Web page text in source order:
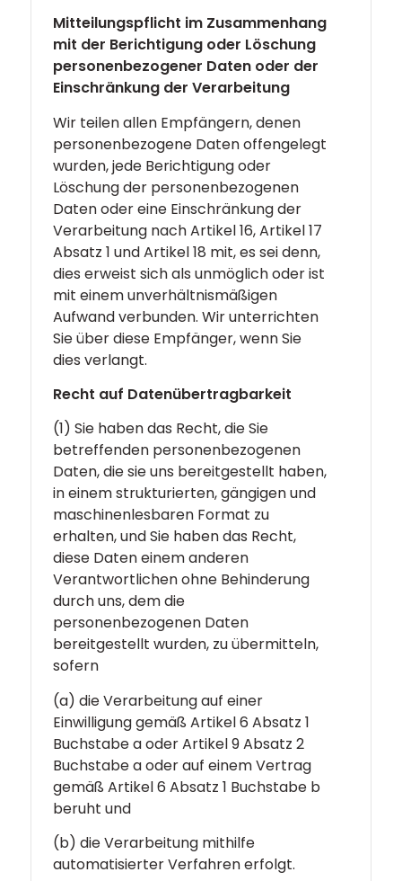
Mitteilungspflicht im Zusammenhang
mit der Berichtigung oder Löschung
personenbezogener Daten oder der
Einschränkung der Verarbeitung
Wir teilen allen Empfängern, denen
personenbezogene Daten offengelegt
wurden, jede Berichtigung oder
Löschung der personenbezogenen
Daten oder eine Einschränkung der
Verarbeitung nach Artikel 16, Artikel 17
Absatz 1 und Artikel 18 mit, es sei denn,
dies erweist sich als unmöglich oder ist
mit einem unverhältnismäßigen
Aufwand verbunden. Wir unterrichten
Sie über diese Empfänger, wenn Sie
dies verlangt.
Recht auf Datenübertragbarkeit
(1) Sie haben das Recht, die Sie
betreffenden personenbezogenen
Daten, die sie uns bereitgestellt haben,
in einem strukturierten, gängigen und
maschinenlesbaren Format zu
erhalten, und Sie haben das Recht,
diese Daten einem anderen
Verantwortlichen ohne Behinderung
durch uns, dem die
personenbezogenen Daten
bereitgestellt wurden, zu übermitteln,
sofern
(a) die Verarbeitung auf einer
Einwilligung gemäß Artikel 6 Absatz 1
Buchstabe a oder Artikel 9 Absatz 2
Buchstabe a oder auf einem Vertrag
gemäß Artikel 6 Absatz 1 Buchstabe b
beruht und
(b) die Verarbeitung mithilfe
automatisierter Verfahren erfolgt.